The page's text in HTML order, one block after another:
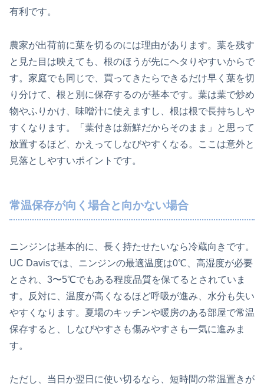
有利です。
農家が出荷前に葉を切るのには理由があります。葉を残す
と見た目は映えても、根のほうが先にヘタりやすいからで
す。家庭でも同じで、買ってきたらできるだけ早く葉を切
り分けて、根と別に保存するのが基本です。葉は葉で炒め
物やふりかけ、味噌汁に使えますし、根は根で長持ちしや
すくなります。「葉付きは新鮮だからそのまま」と思って
放置するほど、かえってしなびやすくなる。ここは意外と
見落としやすいポイントです。
常温保存が向く場合と向かない場合
ニンジンは基本的に、長く持たせたいなら冷蔵向きです。
UC Davisでは、ニンジンの最適温度は0℃、高湿度が必要
とされ、3〜5℃でもある程度品質を保てるとされていま
す。反対に、温度が高くなるほど呼吸が進み、水分も失い
やすくなります。夏場のキッチンや暖房のある部屋で常温
保存すると、しなびやすさも傷みやすさも一気に進みま
す。
ただし、当日か翌日に使い切るなら、短時間の常温置きが